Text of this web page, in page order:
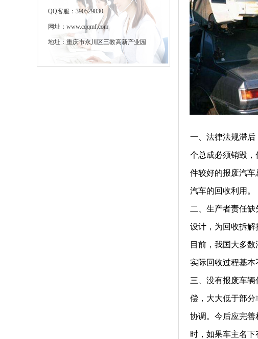
QQ客服：390529830
网址： www.cqqmf.com
地址：重庆市永川区三教高新产业园
一、法律法规滞
个总成必须销毁
件较好的报废汽
汽车的回收利用。
二、生产者责任
设计，为回收拆解
目前，我国大多
实际回收过程基本
三、没有报废车
偿，大大低于部
协调。今后应完
时，如果车主名下